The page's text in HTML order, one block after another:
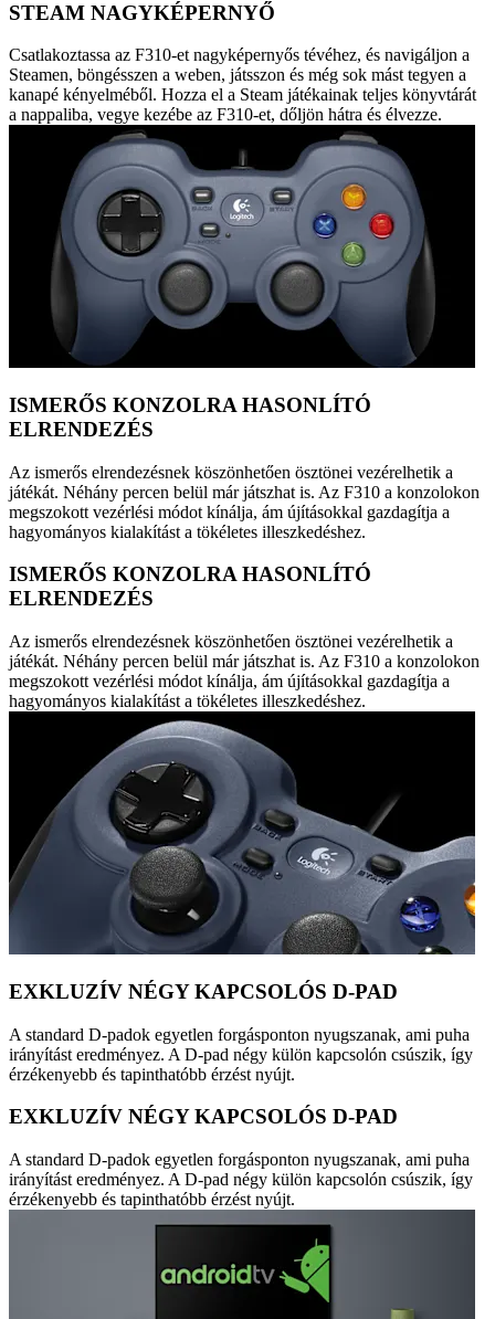
STEAM NAGYKÉPERNYŐ
Csatlakoztassa az F310-et nagyképernyős tévéhez, és navigáljon a
Steamen, böngésszen a weben, játsszon és még sok mást tegyen a
kanapé kényelméből. Hozza el a Steam játékainak teljes könyvtárát
a nappaliba, vegye kezébe az F310-et, dőljön hátra és élvezze.
ISMERŐS KONZOLRA HASONLÍTÓ
ELRENDEZÉS
Az ismerős elrendezésnek köszönhetően ösztönei vezérelhetik a
játékát. Néhány percen belül már játszhat is. Az F310 a konzolokon
megszokott vezérlési módot kínálja, ám újításokkal gazdagítja a
hagyományos kialakítást a tökéletes illeszkedéshez.
ISMERŐS KONZOLRA HASONLÍTÓ
ELRENDEZÉS
Az ismerős elrendezésnek köszönhetően ösztönei vezérelhetik a
játékát. Néhány percen belül már játszhat is. Az F310 a konzolokon
megszokott vezérlési módot kínálja, ám újításokkal gazdagítja a
hagyományos kialakítást a tökéletes illeszkedéshez.
EXKLUZÍV NÉGY KAPCSOLÓS D-PAD
A standard D-padok egyetlen forgásponton nyugszanak, ami puha
irányítást eredményez. A D-pad négy külön kapcsolón csúszik, így
érzékenyebb és tapinthatóbb érzést nyújt.
EXKLUZÍV NÉGY KAPCSOLÓS D-PAD
A standard D-padok egyetlen forgásponton nyugszanak, ami puha
irányítást eredményez. A D-pad négy külön kapcsolón csúszik, így
érzékenyebb és tapinthatóbb érzést nyújt.